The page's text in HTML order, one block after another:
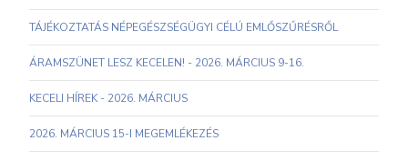
TÁJÉKOZTATÁS NÉPEGÉSZSÉGÜGYI CÉLÚ EMLŐSZŰRÉSRŐL
ÁRAMSZÜNET LESZ KECELEN! - 2026. MÁRCIUS 9-16.
KECELI HÍREK - 2026. MÁRCIUS
2026. MÁRCIUS 15-I MEGEMLÉKEZÉS